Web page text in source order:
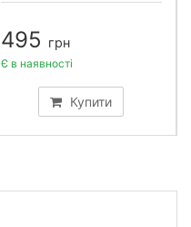
495 грн
Купити
Є в наявності